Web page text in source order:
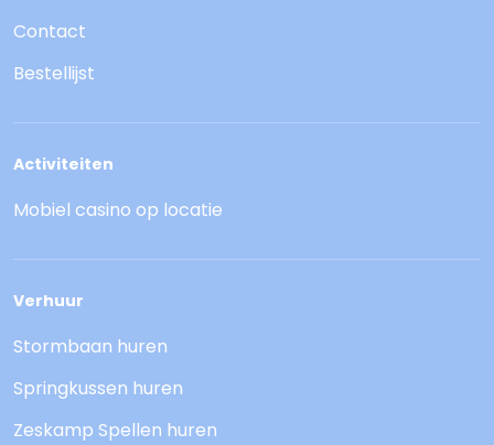
Contact
Bestellijst
Activiteiten
Mobiel casino op locatie
Verhuur
Stormbaan huren
Springkussen huren
Zeskamp Spellen huren